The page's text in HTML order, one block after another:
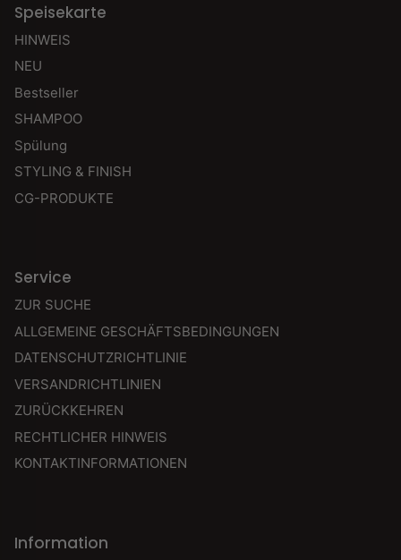
Speisekarte
HINWEIS
NEU
Bestseller
SHAMPOO
Spülung
STYLING & FINISH
CG-PRODUKTE
Service
ZUR SUCHE
ALLGEMEINE GESCHÄFTSBEDINGUNGEN
DATENSCHUTZRICHTLINIE
VERSANDRICHTLINIEN
ZURÜCKKEHREN
RECHTLICHER HINWEIS
KONTAKTINFORMATIONEN
Information